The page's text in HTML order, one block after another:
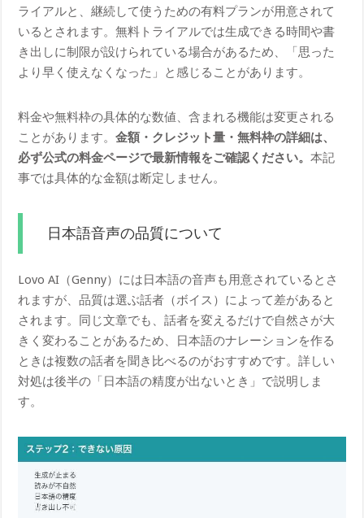
ライアルと、継続して使うための有料プランが用意されて
いるとされます。無料トライアルでは生成できる時間や書
き出しに制限が設けられている場合があるため、「思った
より早く使えなくなった」と感じることがあります。
料金や無料枠の具体的な数値、含まれる機能は変更される
ことがあります。金額・クレジット量・無料枠の詳細は、
必ず公式の料金ページで最新情報をご確認ください。本記
事では具体的な金額は断定しません。
日本語音声の品質について
Lovo AI（Genny）には日本語の音声も用意されているとさ
れますが、品質は選ぶ話者（ボイス）によって差があると
されます。同じ文章でも、話者を変えるだけで自然さが大
きく変わることがあるため、日本語のナレーションを作る
ときは複数の話者を聞き比べるのがおすすめです。詳しい
対処は後半の「日本語の精度が出ないとき」で説明しま
す。